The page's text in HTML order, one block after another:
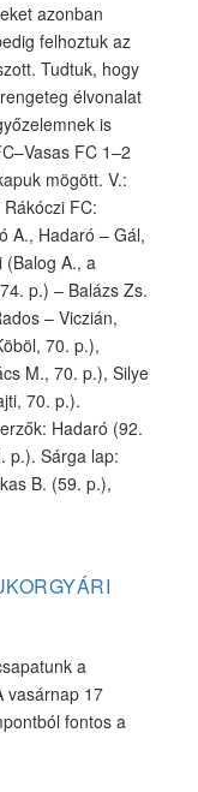
azonban
felhoztuk az
Tudtuk, hogy
élvonalat
is
FC 1–2
mögött. V.:
FC:
A., Hadaró – Gál,
(Balog A., a
p.) – Balázs Zs.
– Viczián,
70. p.),
M., 70. p.), Silye
70. p.).
Hadaró (92.
p.). Sárga lap:
B. (59. p.),
a
vasárnap 17
fontos a